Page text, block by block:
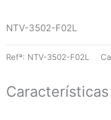
NTV-3502-F02L
Refª: NTV-3502-F02L
Características